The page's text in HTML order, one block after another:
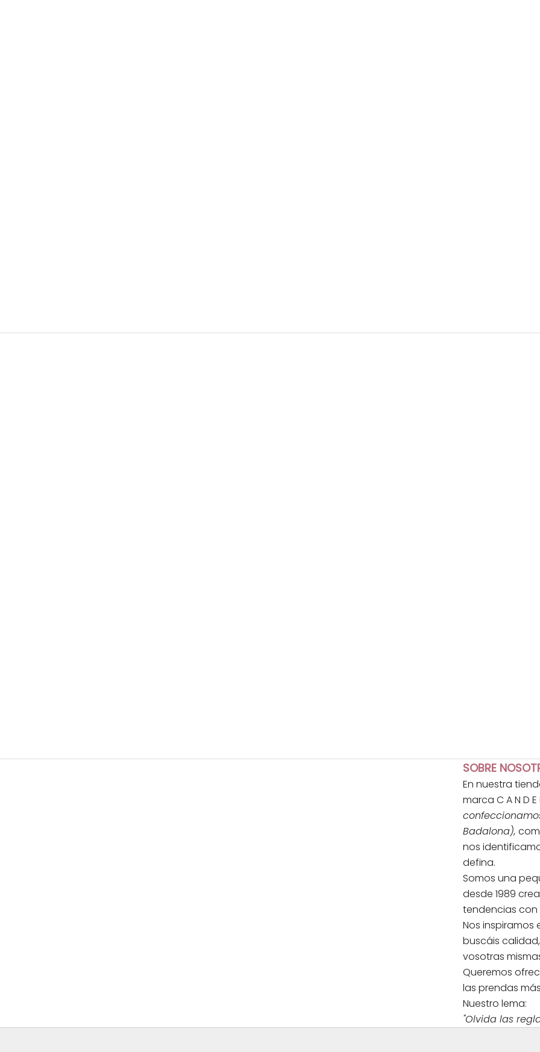
SOBRE
En nuestra
marca C A N D E
Badalona),
nos
defina.
Somos una
desde 1989
tendencias
Nos inspiramos
buscáis
vosotras
Queremos
las prendas
Nuestro lema:
"Olvida las